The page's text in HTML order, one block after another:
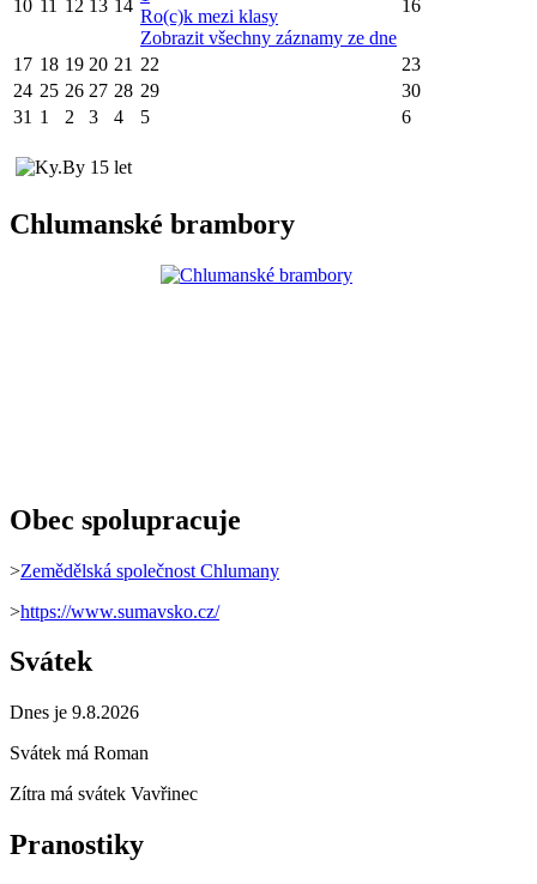
10 11 12 13 14
Ro(c)k mezi klasy
Zobrazit všechny záznamy ze dne
16
17 18 19 20 21 22
23
24 25 26 27 28 29
30
31 1 2 3 4 5 6
Chlumanské brambory
Obec spolupracuje
>Zemědělská společnost Chlumany
>https://www.sumavsko.cz/
Svátek
Dnes je 9.8.2026
Svátek má Roman
Zítra má svátek Vavřinec
Pranostiky